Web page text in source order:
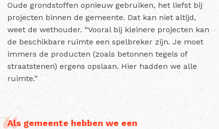
Oude grondstoffen opnieuw gebruiken, het liefst bij
projecten binnen de gemeente. Dat kan niet altijd,
weet de wethouder. “Vooral bij kleinere projecten kan
de beschikbare ruimte een spelbreker zijn. Je moet
immers de producten (zoals betonnen tegels of
straatstenen) ergens opslaan. Hier hadden we alle
ruimte.”
Als gemeente hebben we een